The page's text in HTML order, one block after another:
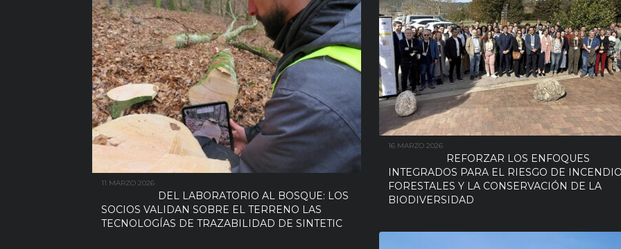
16 MARZO 2026
REFORZAR LOS ENFOQUES
INTEGRADOS PARA EL RIESGO DE
FORESTALES Y LA CONSERVACIÓN DE LA
BIODIVERSIDAD
11 MARZO 2026
DEL LABORATORIO AL BOSQUE: LOS
SOCIOS VALIDAN SOBRE EL TERRENO LAS
TECNOLOGÍAS DE TRAZABILIDAD DE SINTETIC